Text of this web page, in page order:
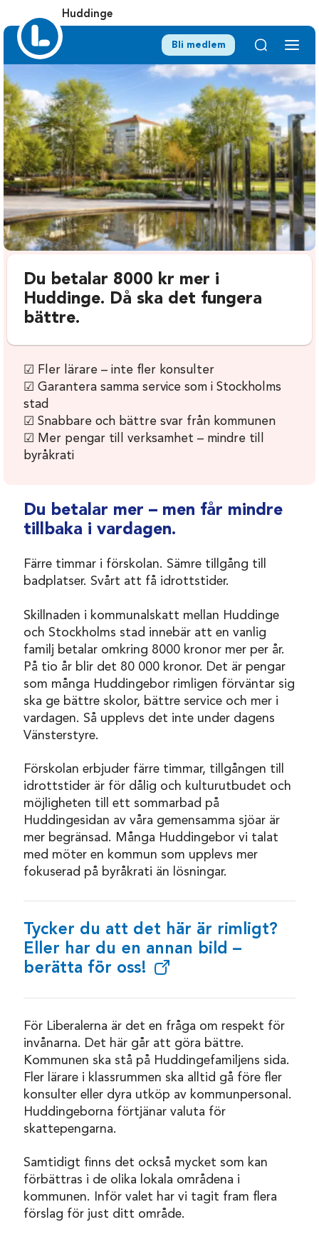
Huddinge
Bli medlem
Du betalar 8000 kr mer i
Huddinge. Då ska det fungera
bättre.
☑ Fler lärare – inte fler konsulter
☑ Garantera samma service som i Stockholms
stad
☑ Snabbare och bättre svar från kommunen
☑ Mer pengar till verksamhet – mindre till
byråkrati
Du betalar mer – men får mindre
tillbaka i vardagen.
Färre timmar i förskolan. Sämre tillgång till
badplatser. Svårt att få idrottstider.
Skillnaden i kommunalskatt mellan Huddinge
och Stockholms stad innebär att en vanlig
familj betalar omkring 8000 kronor mer per år.
På tio år blir det 80 000 kronor. Det är pengar
som många Huddingebor rimligen förväntar sig
ska ge bättre skolor, bättre service och mer i
vardagen. Så upplevs det inte under dagens
Vänsterstyre.
Förskolan erbjuder färre timmar, tillgången till
idrottstider är för dålig och kulturutbudet och
möjligheten till ett sommarbad på
Huddingesidan av våra gemensamma sjöar är
mer begränsad. Många Huddingebor vi talat
med möter en kommun som upplevs mer
fokuserad på byråkrati än lösningar.
Tycker du att det här är rimligt?
Eller har du en annan bild –
berätta för oss!
För Liberalerna är det en fråga om respekt för
invånarna. Det här går att göra bättre.
Kommunen ska stå på Huddingefamiljens sida.
Fler lärare i klassrummen ska alltid gå före fler
konsulter eller dyra utköp av kommunpersonal.
Huddingeborna förtjänar valuta för
skattepengarna.
Samtidigt finns det också mycket som kan
förbättras i de olika lokala områdena i
kommunen. Inför valet har vi tagit fram flera
förslag för just ditt område.